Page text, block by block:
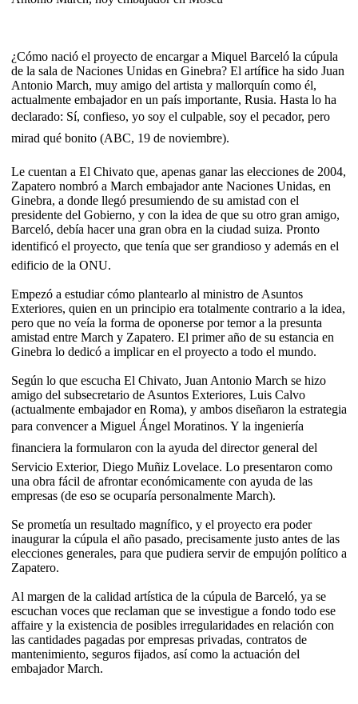
¿Cómo nació el proyecto de encargar a Miquel Barceló la cúpula
de la sala de Naciones Unidas en Ginebra? El artífice ha sido Juan
Antonio March, muy amigo del artista y mallorquín como él,
actualmente embajador en un país importante, Rusia. Hasta lo ha
declarado: Sí, confieso, yo soy el culpable, soy el pecador, pero
mirad qué bonito (ABC, 19 de noviembre).
Le cuentan a El Chivato que, apenas ganar las elecciones de 2004,
Zapatero nombró a March embajador ante Naciones Unidas, en
Ginebra, a donde llegó presumiendo de su amistad con el
presidente del Gobierno, y con la idea de que su otro gran amigo,
Barceló, debía hacer una gran obra en la ciudad suiza. Pronto
identificó el proyecto, que tenía que ser grandioso y además en el
edificio de la ONU.
Empezó a estudiar cómo plantearlo al ministro de Asuntos
Exteriores, quien en un principio era totalmente contrario a la idea,
pero que no veía la forma de oponerse por temor a la presunta
amistad entre March y Zapatero. El primer año de su estancia en
Ginebra lo dedicó a implicar en el proyecto a todo el mundo.
Según lo que escucha El Chivato, Juan Antonio March se hizo
amigo del subsecretario de Asuntos Exteriores, Luis Calvo
(actualmente embajador en Roma), y ambos diseñaron la estrategia
para convencer a Miguel Ángel Moratinos. Y la ingeniería
financiera la formularon con la ayuda del director general del
Servicio Exterior, Diego Muñiz Lovelace. Lo presentaron como
una obra fácil de afrontar económicamente con ayuda de las
empresas (de eso se ocuparía personalmente March).
Se prometía un resultado magnífico, y el proyecto era poder
inaugurar la cúpula el año pasado, precisamente justo antes de las
elecciones generales, para que pudiera servir de empujón político a
Zapatero.
Al margen de la calidad artística de la cúpula de Barceló, ya se
escuchan voces que reclaman que se investigue a fondo todo ese
affaire y la existencia de posibles irregularidades en relación con
las cantidades pagadas por empresas privadas, contratos de
mantenimiento, seguros fijados, así como la actuación del
embajador March.